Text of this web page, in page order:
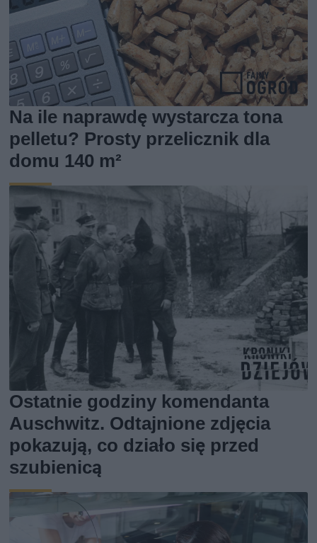
Na ile naprawdę wystarcza tona
pelletu? Prosty przelicznik dla
domu 140 m²
Ostatnie godziny komendanta
Auschwitz. Odtajnione zdjęcia
pokazują, co działo się przed
szubienicą